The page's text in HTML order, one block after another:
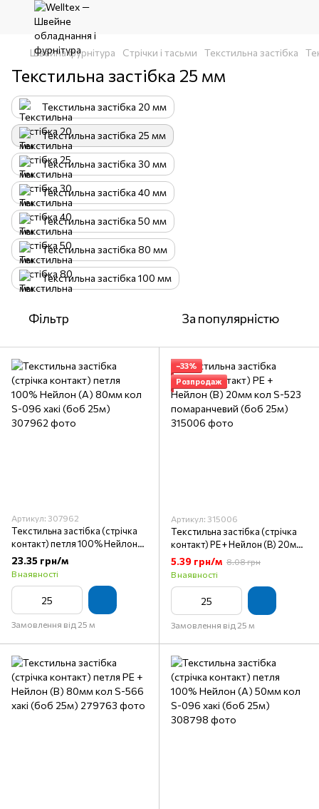
Швейна фурнітура Стрічки і тасьми Текстильна застібка
Текстильна застібка 25 мм
Текстильна застібка 20 мм
Текстильна застібка 25 мм
Текстильна застібка 30 мм
Текстильна застібка 40 мм
Текстильна застібка 50 мм
Текстильна застібка 80 мм
Текстильна застібка 100 мм
Фільтр За популярністю
Артикул: 307962
Текстильна застібка (стрічка
контакт) петля 100% Нейлон
(A) 80мм кол S-096 хакі (боб
25м)
23.35 грн/м
В наявності
Замовлення від 25 м
−33%
Розпродаж
Артикул: 315006
Текстильна застібка (стрічка
контакт) PE + Нейлон (B) 20мм
кол S-523 помаранчевий (боб
25м)
5.39 грн/м 8.08 грн
В наявності
Замовлення від 25 м